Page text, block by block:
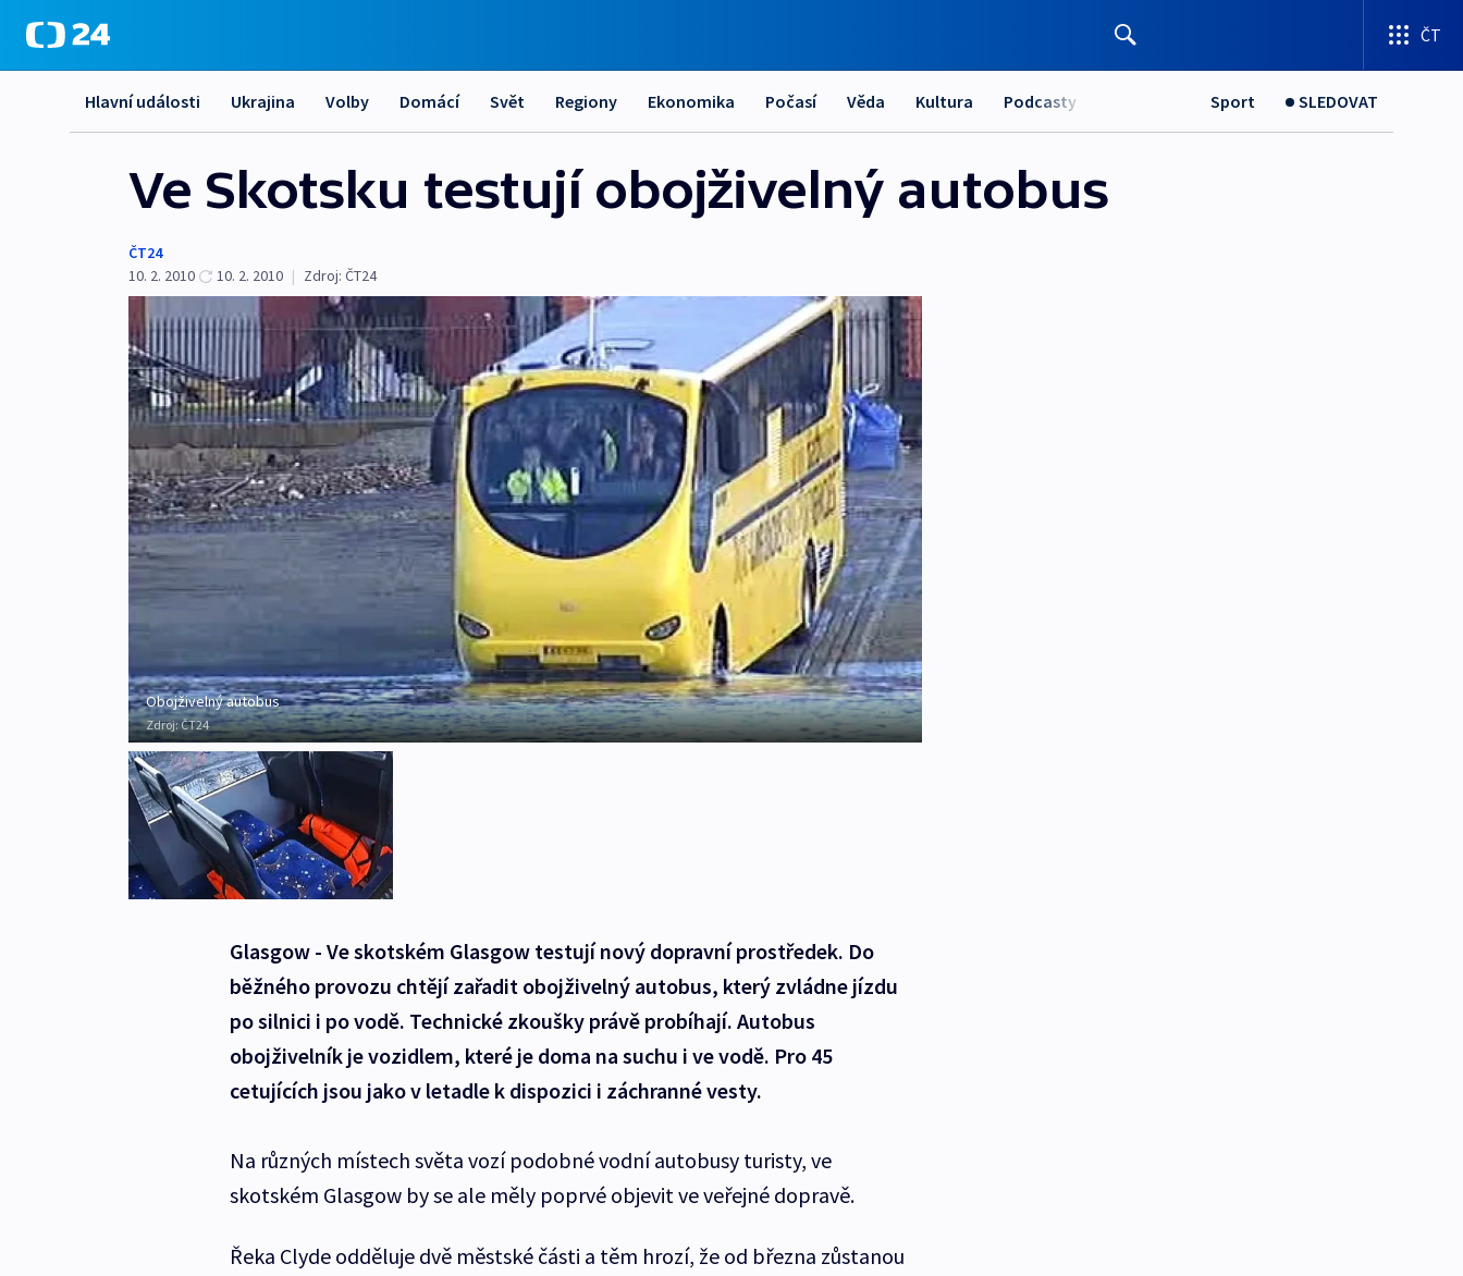
ČT
Hlavní události Ukrajina Volby Domácí Svět Regiony Ekonomika Počasí Věda Kultura Podcasty Sport SLEDOVAT
Ve Skotsku testují obojživelný autobus
ČT24
10. 2. 2010
10. 2. 2010 | Zdroj: ČT24
Obojživelný autobus
Zdroj:ČT24
Glasgow - Ve skotském Glasgow testují nový dopravní prostředek. Do
běžného provozu chtějí zařadit obojživelný autobus, který zvládne jízdu
po silnici i po vodě. Technické zkoušky právě probíhají. Autobus
obojživelník je vozidlem, které je doma na suchu i ve vodě. Pro 45
cetujících jsou jako v letadle k dispozici i záchranné vesty.
Na různých místech světa vozí podobné vodní autobusy turisty, ve
skotském Glasgow by se ale měly poprvé objevit ve veřejné dopravě.
Řeka Clyde odděluje dvě městské části a těm hrozí, že od března zůstanou